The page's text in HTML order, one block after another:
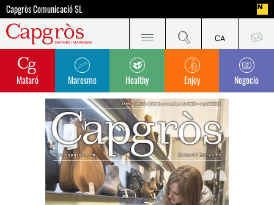
Capgròs Comunicació SL
Mataró Maresme Healthy Enjoy Negocio